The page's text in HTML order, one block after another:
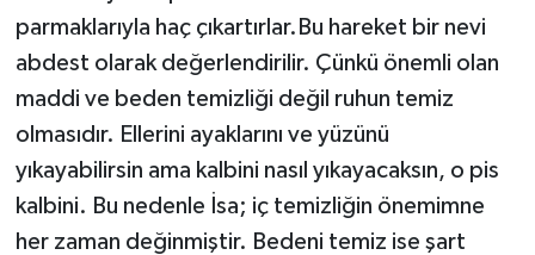
parmaklarıyla haç çıkartırlar.Bu hareket bir nevi
abdest olarak değerlendirilir. Çünkü önemli olan
maddi ve beden temizliği değil ruhun temiz
olmasıdır. Ellerini ayaklarını ve yüzünü
yıkayabilirsin ama kalbini nasıl yıkayacaksın, o pis
kalbini. Bu nedenle İsa; iç temizliğin önemimne
her zaman değinmiştir. Bedeni temiz ise şart